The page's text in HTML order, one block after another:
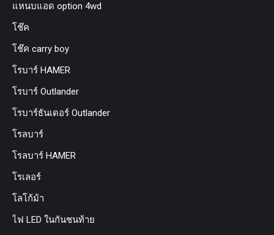
แหนบแอด option 4wd
โช๊ค
โช๊ค carry boy
โรบาร์ HAMER
โรบาร์ Outlander
โรบาร์ธันเดอร์ Outlander
โรลบาร์
โรลบาร์ HAMER
โรเลอร์
โลโก้ม้า
ไฟ LED ในกันชนท้าย